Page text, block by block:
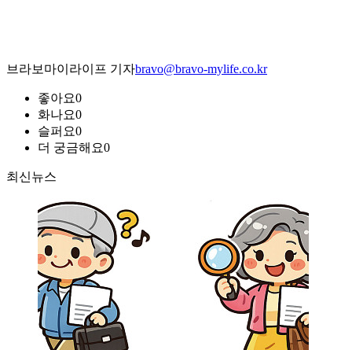
브라보마이라이프 기자bravo@bravo-mylife.co.kr
좋아요0
화나요0
슬퍼요0
더 궁금해요0
최신뉴스